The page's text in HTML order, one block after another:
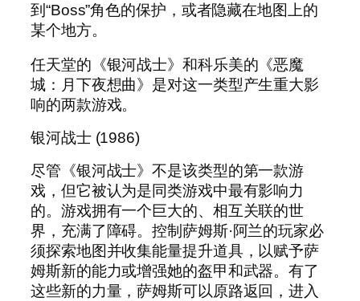
到“Boss”角色的保护，或者隐藏在地图上的
某个地方。
任天堂的《银河战士》和科乐美的《恶魔
城：月下夜想曲》是对这一类型产生重大影
响的两款游戏。
银河战士 (1986)
尽管《银河战士》不是该类型的第一款游
戏，但它被认为是同类游戏中最有影响力
的。游戏拥有一个巨大的、相互关联的世
界，充满了障碍。控制萨姆斯·阿兰的玩家必
须探索地图并收集能量提升道具，以赋予萨
姆斯新的能力或增强她的盔甲和武器。有了
这些新的力量，萨姆斯可以原路返回，进入